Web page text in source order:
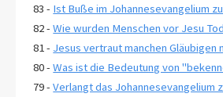
83 - Ist Buße im Johannesevangelium
82 -Wie wurden Menschen vor Jesu
81 - Jesus vertraut manchen Gläubigen
80 -Was ist die Bedeutung von
79 -Verlangt das Johannesevangelium